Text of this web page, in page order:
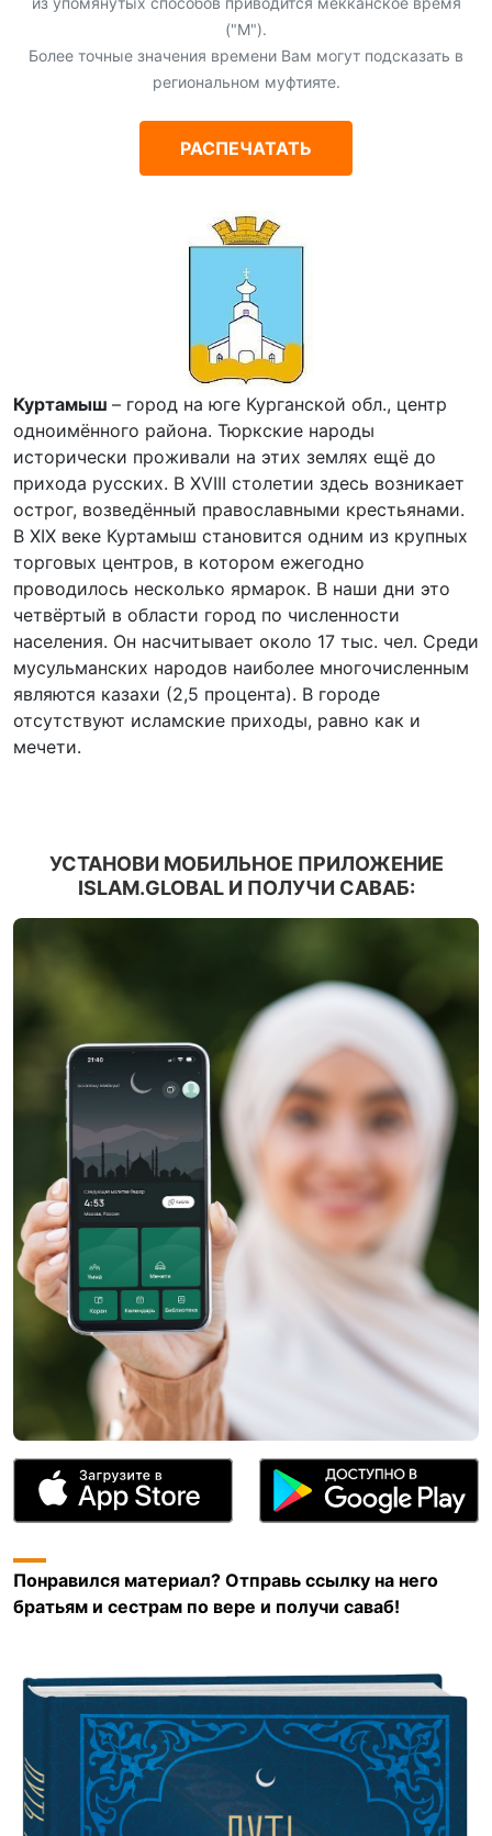
("М").
Более точные значения времени Вам могут подсказать в
региональном муфтияте.
РАСПЕЧАТАТЬ
Куртамыш – город на юге Курганской обл., центр
одноимённого района. Тюркские народы
исторически проживали на этих землях ещё до
прихода русских. В XVIII столетии здесь возникает
острог, возведённый православными крестьянами.
В XIX веке Куртамыш становится одним из крупных
торговых центров, в котором ежегодно
проводилось несколько ярмарок. В наши дни это
четвёртый в области город по численности
населения. Он насчитывает около 17 тыс. чел. Среди
мусульманских народов наиболее многочисленным
являются казахи (2,5 процента). В городе
отсутствуют исламские приходы, равно как и
мечети.
УСТАНОВИ МОБИЛЬНОЕ ПРИЛОЖЕНИЕ
ISLAM.GLOBAL И ПОЛУЧИ САВАБ:
Понравился материал? Отправь ссылку на него
братьям и сестрам по вере и получи саваб!